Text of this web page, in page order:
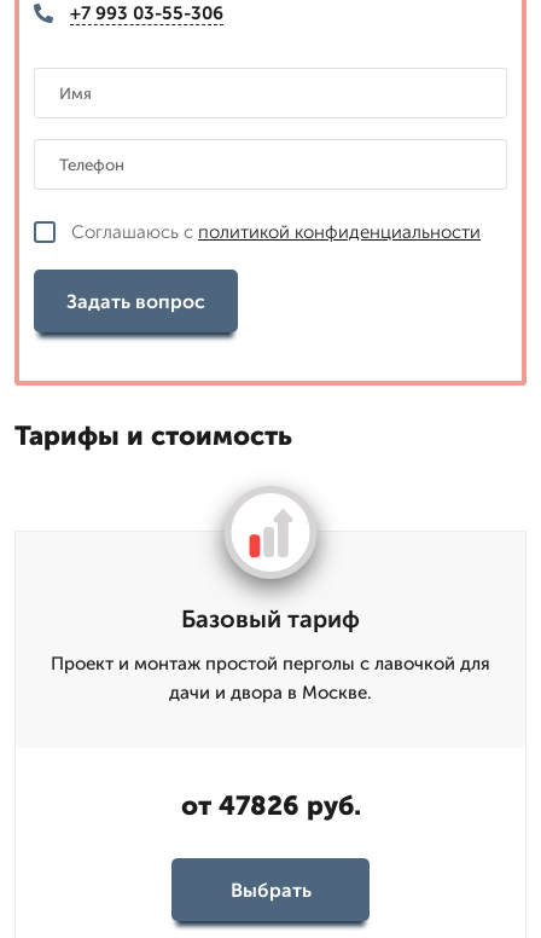
+7 993 03-55-306
Соглашаюсь с политикой конфиденциальности
Задать вопрос
Тарифы и стоимость
Базовый тариф
Проект и монтаж простой перголы с лавочкой для
дачи и двора в Москве.
от 47826 руб.
Выбрать